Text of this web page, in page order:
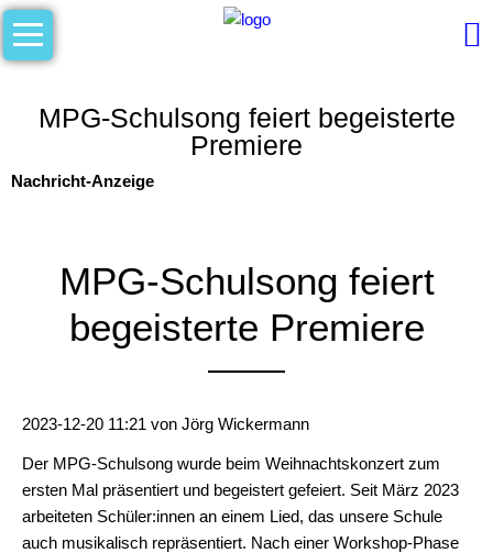
MPG-Schulsong feiert begeisterte
Premiere
Navigation
überspringen
Aktuelles
Schule
Geschäftsverteilungsplan
Hygienekonzept
Kontakt
Leitbild
Offener
Ganztag
Nachricht-Anzeige
MPG-Schulsong feiert
begeisterte Premiere
2023-12-20 11:21 von Jörg Wickermann
Der MPG-Schulsong wurde beim Weihnachtskonzert zum
ersten Mal präsentiert und begeistert gefeiert. Seit März 2023
arbeiteten Schüler:innen an einem Lied, das unsere Schule
auch musikalisch repräsentiert. Nach einer Workshop-Phase